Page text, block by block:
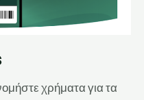
χρήματα για τα